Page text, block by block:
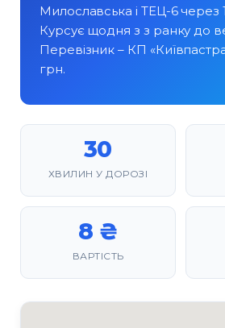
Милославська і ТЕЦ-6 через
Курсує щодня з з ранку до
Перевізник – КП
грн.
30
ХВИЛИН У ДОРОЗІ
8 ₴
ВАРТІСТЬ